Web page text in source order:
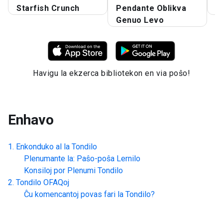
Starfish Crunch
Pendante Oblikva
Genuo Levo
Havigu la ekzerca bibliotekon en via poŝo!
Enhavo
Enkonduko al la Tondilo
Plenumante la: Paŝo-poŝa Lernilo
Konsiloj por Plenumi Tondilo
Tondilo OFAQoj
Ĉu komencantoj povas fari la Tondilo?